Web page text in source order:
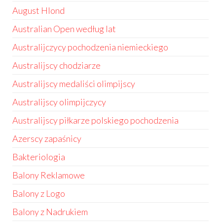
August Hlond
Australian Open według lat
Australijczycy pochodzenia niemieckiego
Australijscy chodziarze
Australijscy medaliści olimpijscy
Australijscy olimpijczycy
Australijscy piłkarze polskiego pochodzenia
Azerscy zapaśnicy
Bakteriologia
Balony Reklamowe
Balony z Logo
Balony z Nadrukiem